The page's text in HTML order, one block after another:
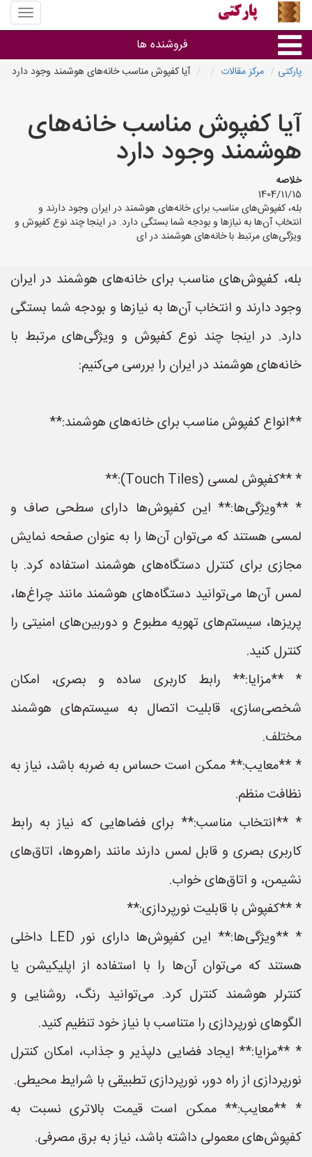
منوی
سایت
فروشنده ها
استان ها
پارکتی مرکز مقالات آیا کفپوش مناسب خانه‌های هوشمند وجود دارد
آیا کفپوش مناسب خانه‌های
هوشمند وجود دارد
خلاصه
1404/11/15
بله، کفپوش‌های مناسب برای خانه‌های هوشمند در ایران وجود دارند و
انتخاب آن‌ها به نیازها و بودجه شما بستگی دارد. در اینجا چند نوع کفپوش و
ویژگی‌های مرتبط با خانه‌های هوشمند در ای
بله، کفپوش‌های مناسب برای خانه‌های هوشمند در ایران
وجود دارند و انتخاب آن‌ها به نیازها و بودجه شما بستگی
دارد. در اینجا چند نوع کفپوش و ویژگی‌های مرتبط با
خانه‌های هوشمند در ایران را بررسی می‌کنیم:
**انواع کفپوش مناسب برای خانه‌های هوشمند:**
* **کفپوش لمسی (Touch Tiles):**
* **ویژگی‌ها:** این کفپوش‌ها دارای سطحی صاف و
لمسی هستند که می‌توان آن‌ها را به عنوان صفحه نمایش
مجازی برای کنترل دستگاه‌های هوشمند استفاده کرد. با
لمس آن‌ها می‌توانید دستگاه‌های هوشمند مانند چراغ‌ها،
پریزها، سیستم‌های تهویه مطبوع و دوربین‌های امنیتی را
کنترل کنید.
* **مزایا:** رابط کاربری ساده و بصری، امکان
شخصی‌سازی، قابلیت اتصال به سیستم‌های هوشمند
مختلف.
* **معایب:** ممکن است حساس به ضربه باشد، نیاز به
نظافت منظم.
* **انتخاب مناسب:** برای فضاهایی که نیاز به رابط
کاربری بصری و قابل لمس دارند مانند راهروها، اتاق‌های
نشیمن، و اتاق‌های خواب.
* **کفپوش با قابلیت نورپردازی:**
* **ویژگی‌ها:** این کفپوش‌ها دارای نور LED داخلی
هستند که می‌توان آن‌ها را با استفاده از اپلیکیشن یا
کنترلر هوشمند کنترل کرد. می‌توانید رنگ، روشنایی و
الگوهای نورپردازی را متناسب با نیاز خود تنظیم کنید.
* **مزایا:** ایجاد فضایی دلپذیر و جذاب، امکان کنترل
نورپردازی از راه دور، نورپردازی تطبیقی با شرایط محیطی.
* **معایب:** ممکن است قیمت بالاتری نسبت به
کفپوش‌های معمولی داشته باشد، نیاز به برق مصرفی.